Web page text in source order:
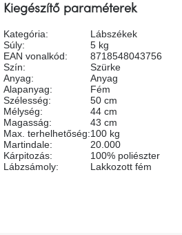
Színes
belső
Woodman
kedvezményesen
Anyák
napja
Egy
étkező,
Kiegészítő paraméterek
Kategória:
Lábszékek
Súly:
5 kg
EAN vonalkód:
8718548043756
Szín:
Szürke
Anyag:
Anyag
Alapanyag:
Fém
Szélesség:
50 cm
Mélység:
44 cm
Magasság:
43 cm
Max. terhelhetőség:100 kg
Martindale:
20.000
Kárpitozás:
100% poliészter
Lábzsámoly: Lakkozott fém